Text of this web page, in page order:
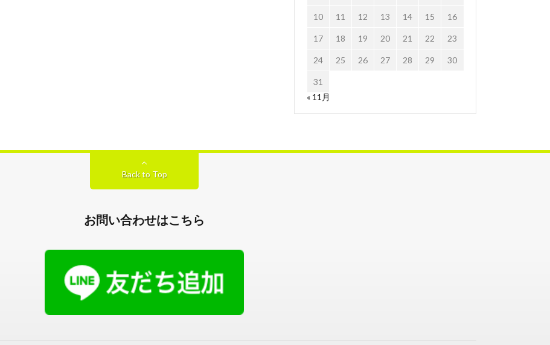
10 11 12 13 14 15 16
17 18 19 20 21 22 23
24 25 26 27 28 29 30
31
« 11月
Back to Top
お問い合わせはこちら